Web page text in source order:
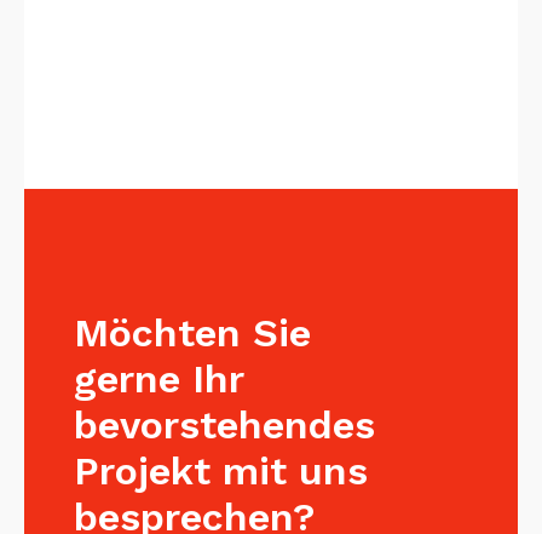
Möchten Sie
gerne Ihr
bevorstehendes
Projekt mit uns
besprechen?